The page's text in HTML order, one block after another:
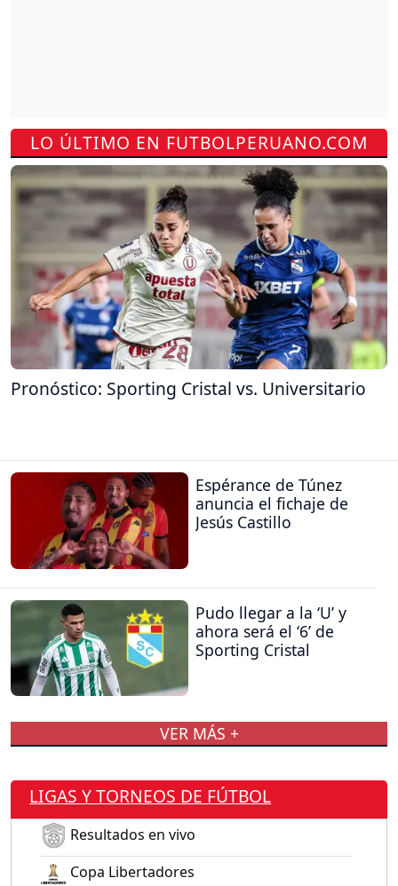
LO ÚLTIMO EN FUTBOLPERUANO.COM
Pronóstico: Sporting Cristal vs. Universitario
Espérance de Túnez
anuncia el fichaje de
Jesús Castillo
Pudo llegar a la ‘U’ y
ahora será el ‘6’ de
Sporting Cristal
VER MÁS +
LIGAS Y TORNEOS DE FÚTBOL
Resultados en vivo
Copa Libertadores